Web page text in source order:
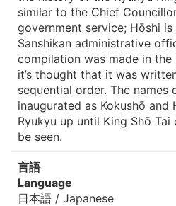
similar to the Chief
government service; Hōshi
Sanshikan administrative
compilation was made in the
it’s thought that it was
sequential order. The names
inaugurated as Kokushō and
Ryukyu up until King Shō
be seen.
言語
Language
日本語 / Japanese